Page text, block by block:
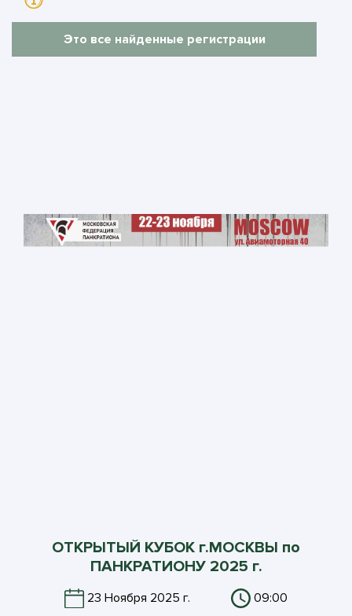
Это все найденные регистрации
ОТКРЫТЫЙ КУБОК г.МОСКВЫ по
ПАНКРАТИОНУ 2025 г.
23 Ноября 2025 г. 09:00